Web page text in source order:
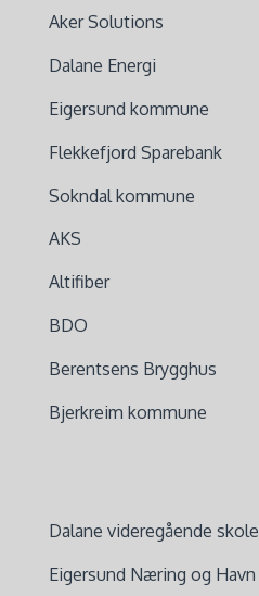
Aker Solutions
Dalane Energi
Eigersund kommune
Flekkefjord Sparebank
Sokndal kommune
AKS
Altifiber
BDO
Berentsens Brygghus
Bjerkreim kommune
Dalane videregående skole
Eigersund Næring og Havn